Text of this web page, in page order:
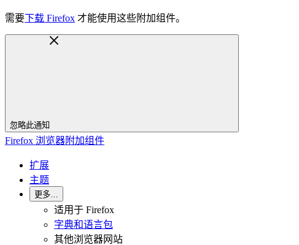
需要下载 Firefox 才能使用这些附加组件。
忽略此通知
Firefox 浏览器附加组件
扩展
主题
更多…
适用于 Firefox
字典和语言包
其他浏览器网站